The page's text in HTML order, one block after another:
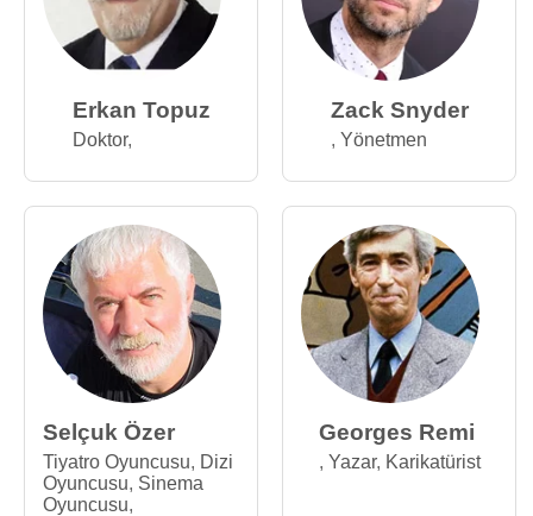
Erkan Topuz
Doktor,
Zack Snyder
, Yönetmen
Selçuk Özer
Tiyatro Oyuncusu, Dizi
Oyuncusu, Sinema
Oyuncusu,
Georges Remi
, Yazar, Karikatürist